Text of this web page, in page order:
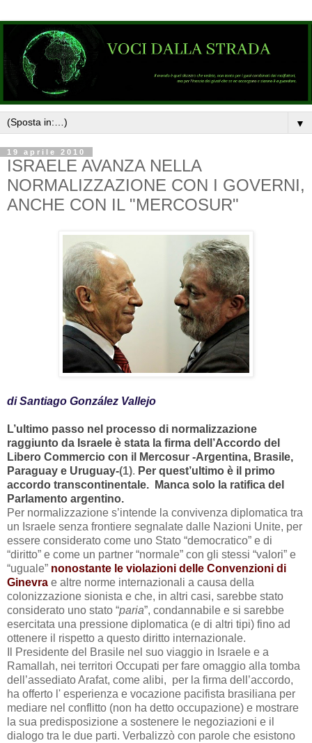
▼
19 aprile 2010
ISRAELE AVANZA NELLA
NORMALIZZAZIONE CON I GOVERNI,
ANCHE CON IL "MERCOSUR"
diSantiago González Vallejo
L’ultimo passo nel processo di normalizzazione
raggiunto da Israele è stata la firma dell’Accordo del
Libero Commercio con il Mercosur -Argentina, Brasile,
Paraguay e Uruguay-(1). Per quest’ultimo è il primo
accordo transcontinentale. Manca solo la ratifica del
Parlamento argentino.
Per normalizzazione s’intende la convivenza diplomatica tra
un Israele senza frontiere segnalate dalle Nazioni Unite, per
essere considerato come uno Stato “democratico” e di
“diritto” e come un partner “normale” con gli stessi “valori” e
“uguale” nonostante le violazioni delle Convenzioni di
Ginevra e altre norme internazionali a causa della
colonizzazione sionista e che, in altri casi, sarebbe stato
considerato uno stato “paria”, condannabile e si sarebbe
esercitata una pressione diplomatica (e di altri tipi) fino ad
ottenere il rispetto a questo diritto internazionale.
Il Presidente del Brasile nel suo viaggio in Israele e a
Ramallah, nei territori Occupati per fare omaggio alla tomba
dell’assediato Arafat, come alibi, per la firma dell’accordo,
ha offerto l' esperienza e vocazione pacifista brasiliana per
mediare nel conflitto (non ha detto occupazione) e mostrare
la sua predisposizione a sostenere le negoziazioni e il
dialogo tra le due parti. Verbalizzò con parole che esistono